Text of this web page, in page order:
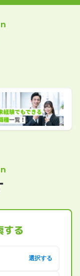
する
選択する